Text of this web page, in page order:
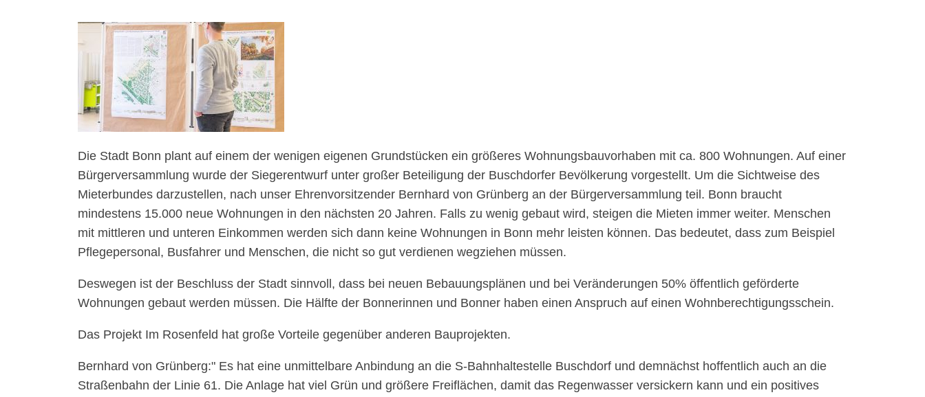
Die Stadt Bonn plant auf einem der wenigen eigenen Grundstücken ein größeres Wohnungsbauvorhaben mit ca. 800 Wohnungen. Auf einer
Bürgerversammlung wurde der Siegerentwurf unter großer Beteiligung der Buschdorfer Bevölkerung vorgestellt. Um die Sichtweise des
Mieterbundes darzustellen, nach unser Ehrenvorsitzender Bernhard von Grünberg an der Bürgerversammlung teil. Bonn braucht
mindestens 15.000 neue Wohnungen in den nächsten 20 Jahren. Falls zu wenig gebaut wird, steigen die Mieten immer weiter. Menschen
mit mittleren und unteren Einkommen werden sich dann keine Wohnungen in Bonn mehr leisten können. Das bedeutet, dass zum Beispiel
Pflegepersonal, Busfahrer und Menschen, die nicht so gut verdienen wegziehen müssen.
Deswegen ist der Beschluss der Stadt sinnvoll, dass bei neuen Bebauungsplänen und bei Veränderungen 50% öffentlich geförderte
Wohnungen gebaut werden müssen. Die Hälfte der Bonnerinnen und Bonner haben einen Anspruch auf einen Wohnberechtigungsschein.
Das Projekt Im Rosenfeld hat große Vorteile gegenüber anderen Bauprojekten.
Bernhard von Grünberg: Es hat eine unmittelbare Anbindung an die S-Bahnhaltestelle Buschdorf und demnächst hoffentlich auch an die
Straßenbahn der Linie 61. Die Anlage hat viel Grün und größere Freiflächen, damit das Regenwasser versickern kann und ein positives